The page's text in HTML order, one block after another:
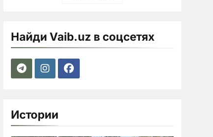
Найди Vaib.uz в соцсетях
Истории